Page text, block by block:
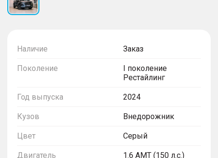
Наличие Заказ
Поколение
I поколение
Рестайлинг
Год выпуска 2024
Кузов Внедорожник
Цвет Серый
Двигатель 1.6 AMT (150 л.с.)